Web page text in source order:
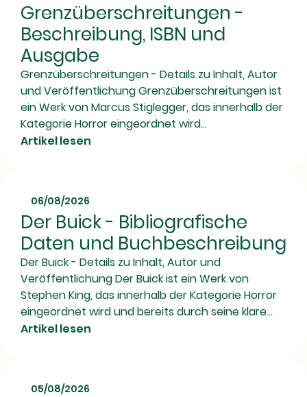
Grenzüberschreitungen -
Beschreibung, ISBN und
Ausgabe
Grenzüberschreitungen - Details zu Inhalt, Autor
und Veröffentlichung Grenzüberschreitungen ist
ein Werk von Marcus Stiglegger, das innerhalb der
Kategorie Horror eingeordnet wird...
Artikel lesen
06/08/2026
Der Buick - Bibliografische
Daten und Buchbeschreibung
Der Buick - Details zu Inhalt, Autor und
Veröffentlichung Der Buick ist ein Werk von
Stephen King, das innerhalb der Kategorie Horror
eingeordnet wird und bereits durch seine klare...
Artikel lesen
05/08/2026